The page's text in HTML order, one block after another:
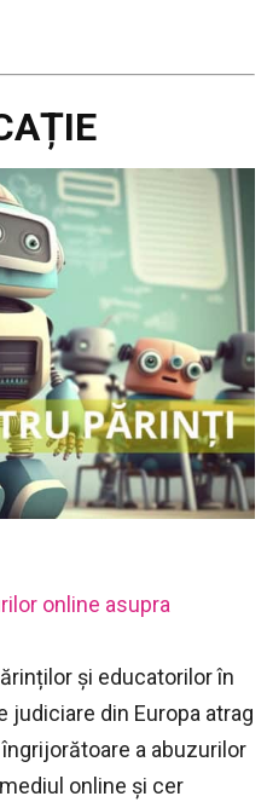
online asupra
și educatorilor în
judiciare din Europa atrag
a abuzurilor
online și cer